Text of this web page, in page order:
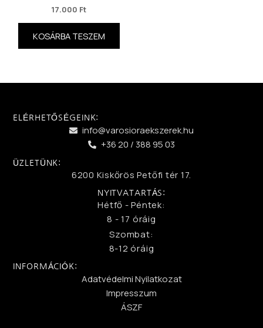
17.000 Ft
KOSÁRBA TESZEM
ELÉRHETŐSÉGEINK:
info@varosioraekszerek.hu
+36 20 / 388 95 03
ÜZLETÜNK:
6200 Kiskőrös Petőfi tér 17.
NYITVATARTÁS:
Hétfő - Péntek:
8 - 17 óráig
Szombat:
8-12 óráig
INFORMÁCIÓK:
Adatvédelmi Nyilatkozat
Impresszum
ÁSZF